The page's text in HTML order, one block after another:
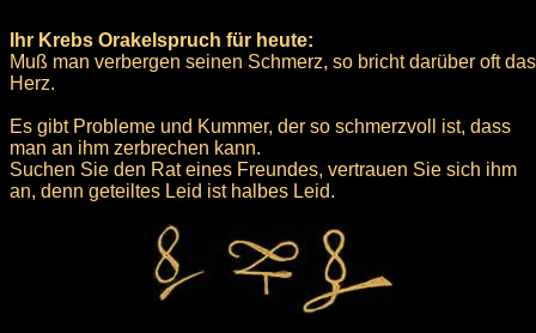
Ihr Krebs Orakelspruch für heute:
Muß man verbergen seinen Schmerz, so bricht darüber oft das
Herz.
Es gibt Probleme und Kummer, der so schmerzvoll ist, dass
man an ihm zerbrechen kann.
Suchen Sie den Rat eines Freundes, vertrauen Sie sich ihm
an, denn geteiltes Leid ist halbes Leid.